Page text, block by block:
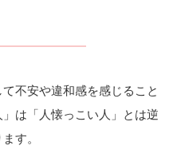
不安や違和感を感じること
は「人懐っこい人」とは逆
す。